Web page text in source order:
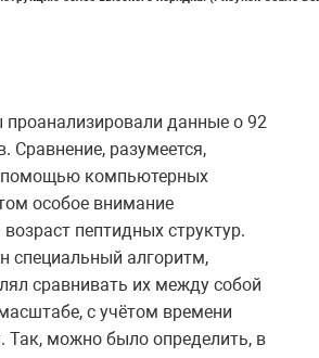
данные о 92
Сравнение, разумеется,
помощью компьютерных
особое внимание
пептидных структур.
специальный алгоритм,
сравнивать их между собой
с учётом времени
Так, можно было определить, в